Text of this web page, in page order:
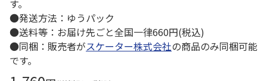
す。
●発送方法：ゆうパック
●送料等：お届け先ごと全国一律660円(税込)
●同梱：販売者がスケーター株式会社の商品のみ同梱可能
です。